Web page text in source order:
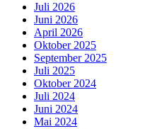
Juli 2026
Juni 2026
April 2026
Oktober 2025
September 2025
Juli 2025
Oktober 2024
Juli 2024
Juni 2024
Mai 2024